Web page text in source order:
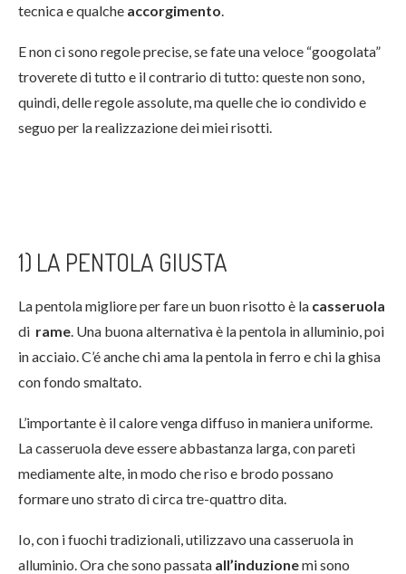
tecnica e qualche accorgimento
E non ci sono regole precise, se fate una veloce “googolata”
troverete di tutto e il contrario di tutto: queste non sono,
quindi, delle regole assolute, ma quelle che io condivido e
seguo per la realizzazione dei miei risotti.
1) LA PENTOLA GIUSTA
La pentola migliore per fare un buon risotto è la casseruola
di rame . Una buona alternativa è la pentola in alluminio, poi
in acciaio. C’é anche chi ama la pentola in ferro e chi la ghisa
con fondo smaltato.
L’importante è il calore venga diffuso in maniera uniforme.
La casseruola deve essere abbastanza larga, con pareti
mediamente alte, in modo che riso e brodo possano
formare uno strato di circa tre-quattro dita.
Io, con i fuochi tradizionali, utilizzavo una casseruola in
alluminio. Ora che sono passata all’induzionemi sono